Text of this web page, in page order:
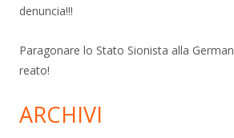
denuncia!!!
Paragonare lo Stato Sionista alla
reato!
ARCHIVI